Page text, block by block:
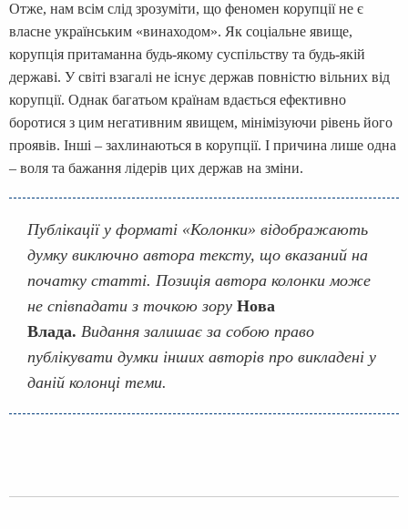
Отже, нам всім слід зрозуміти, що феномен корупції не є
власне українським «винаходом». Як соціальне явище,
корупція притаманна будь-якому суспільству та будь-якій
державі. У світі взагалі не існує держав повністю вільних від
корупції. Однак багатьом країнам вдається ефективно
боротися з цим негативним явищем, мінімізуючи рівень його
проявів. Інші – захлинаються в корупції. І причина лише одна
– воля та бажання лідерів цих держав на зміни.
Публікації у форматі «Колонки» відображають
думку виключно автора тексту, що вказаний на
початку статті. Позиція автора колонки може
не співпадати з точкою зору Нова
Влада. Видання залишає за собою право
публікувати думки інших авторів про викладені у
даній колонці теми.